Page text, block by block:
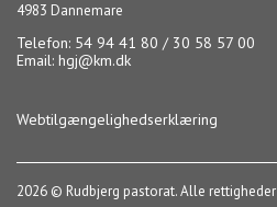
4983 Dannemare
Telefon: 54 94 41 80 / 30 58 57 00
Email: hgj@km.dk
Webtilgængelighedserklæring
2026 © Rudbjerg pastorat. Alle rettigheder